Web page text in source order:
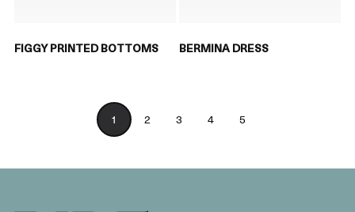
FIGGY PRINTED BOTTOMS BERMINA DRESS
1 2 3 4 5